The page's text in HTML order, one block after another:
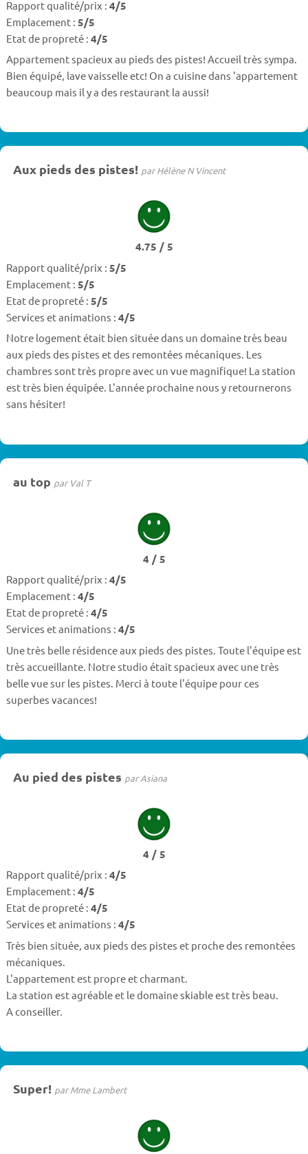
Rapport qualité/prix : 4/5
Emplacement : 5/5
Etat de propreté : 4/5
Appartement spacieux au pieds des pistes! Accueil très sympa.
Bien équipé, lave vaisselle etc! On a cuisine dans 'appartement
beaucoup mais il y a des restaurant la aussi!
Aux pieds des pistes! par Hélène N Vincent
4.75 / 5
Rapport qualité/prix : 5/5
Emplacement : 5/5
Etat de propreté : 5/5
Services et animations : 4/5
Notre logement était bien située dans un domaine très beau
aux pieds des pistes et des remontées mécaniques. Les
chambres sont très propre avec un vue magnifique! La station
est très bien équipée. L'année prochaine nous y retournerons
sans hésiter!
au top par Val T
4 / 5
Rapport qualité/prix : 4/5
Emplacement : 4/5
Etat de propreté : 4/5
Services et animations : 4/5
Une très belle résidence aux pieds des pistes. Toute l'équipe est
très accueillante. Notre studio était spacieux avec une très
belle vue sur les pistes. Merci à toute l'équipe pour ces
superbes vacances!
Au pied des pistes par Asiana
4 / 5
Rapport qualité/prix : 4/5
Emplacement : 4/5
Etat de propreté : 4/5
Services et animations : 4/5
Très bien située, aux pieds des pistes et proche des remontées
mécaniques.
L'appartement est propre et charmant.
La station est agréable et le domaine skiable est très beau.
A conseiller.
Super! par Mme Lambert